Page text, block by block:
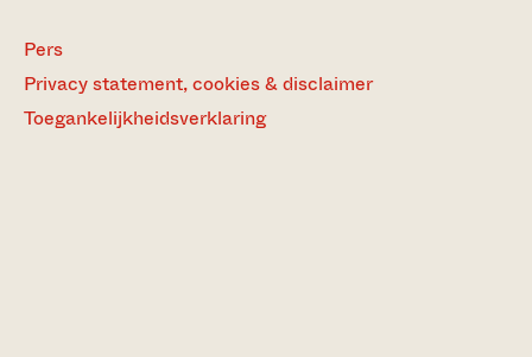
Pers
Privacy statement, cookies & disclaimer
Toegankelijkheidsverklaring